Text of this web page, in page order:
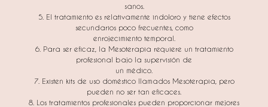
sanos.
5. El tratamiento es relativamente indoloro y tiene efectos
secundarios poco frecuentes, como
enrojecimiento temporal.
6. Para ser eficaz, la Mesoterapia requiere un tratamiento
profesional bajo la supervisión de
un médico.
7. Existen kits de uso doméstico llamados Mesoterapia, pero
pueden no ser tan eficaces.
8. Los tratamientos profesionales pueden proporcionar mejores